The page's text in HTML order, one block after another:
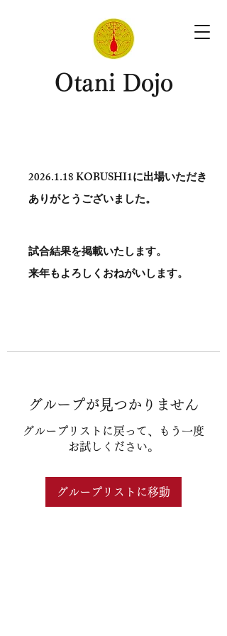
​Otani Dojo
2026.1.18KOBUSHI1に出場いただき
ありがとう​ございました。
試合結果を掲載いたします。
​来年もよろしくおねがいします。
グループが見つかりません
グループリストに戻って、もう一度
お試しください。
グループリストに移動